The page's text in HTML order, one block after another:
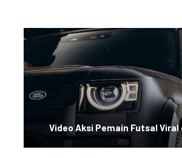
Video Aksi Pemain Futsal Viral